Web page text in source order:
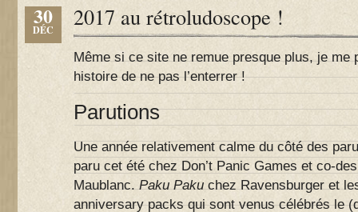
30
DÉC 2017 au rétroludoscope !
Même si ce site ne remue presque plus, je me
histoire de ne pas l’enterrer !
Parutions
Une année relativement calme du côté des
paru cet été chez Don’t Panic Games et co-
Maublanc. Paku Paku chez Ravensburger et
anniversary packs qui sont venus célébrés le